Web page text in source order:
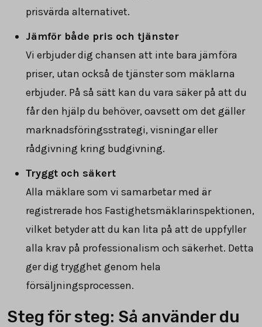
prisvärda alternativet.
Jämför både pris och tjänster
Vi erbjuder dig chansen att inte bara jämföra
priser, utan också de tjänster som mäklarna
erbjuder. På så sätt kan du vara säker på att du
får den hjälp du behöver, oavsett om det gäller
marknadsföringsstrategi, visningar eller
rådgivning kring budgivning.
Tryggt och säkert
Alla mäklare som vi samarbetar med är
registrerade hos Fastighetsmäklarinspektionen,
vilket betyder att du kan lita på att de uppfyller
alla krav på professionalism och säkerhet. Detta
ger dig trygghet genom hela
försäljningsprocessen.
Steg för steg: Så använder du